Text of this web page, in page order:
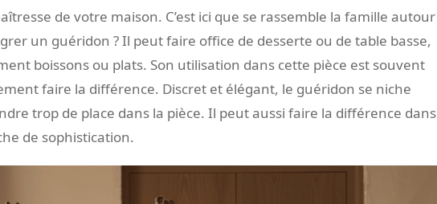
de votre maison. C’est ici que se rassemble la famille autour
un guéridon ? Il peut faire office de desserte ou de table basse,
boissons ou plats. Son utilisation dans cette pièce est souvent
faire la différence. Discret et élégant, le guéridon se niche
trop de place dans la pièce. Il peut aussi faire la différence dans
de sophistication.